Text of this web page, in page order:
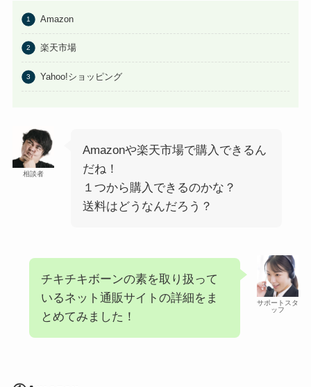
Amazon
楽天市場
Yahoo!ショッピング
相談者
Amazonや楽天市場で購入できるん
だね！
１つから購入できるのかな？
送料はどうなんだろう？
サポートスタ
ッフ
チキチキボーンの素を取り扱って
いるネット通販サイトの詳細をま
とめてみました！